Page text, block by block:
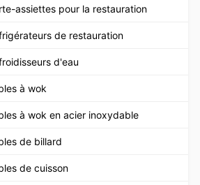
assiettes pour la restauration
de restauration
d'eau
à wok
à wok en acier inoxydable
de billard
de cuisson